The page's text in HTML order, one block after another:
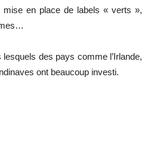
mise en place de labels « verts »,
des pays comme l’Irlande,
ont beaucoup investi.